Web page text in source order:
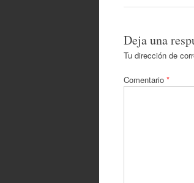
Deja una
Tu dirección de
Comentario *